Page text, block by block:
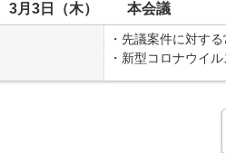
3月3日（木） 本会議
・先議案件に対す
・新型コロナウイ